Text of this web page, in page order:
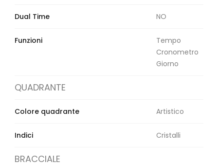
Dual Time NO
Funzioni
Tempo
Cronometro
Giorno
QUADRANTE
Colore quadrante Artistico
Indici Cristalli
BRACCIALE